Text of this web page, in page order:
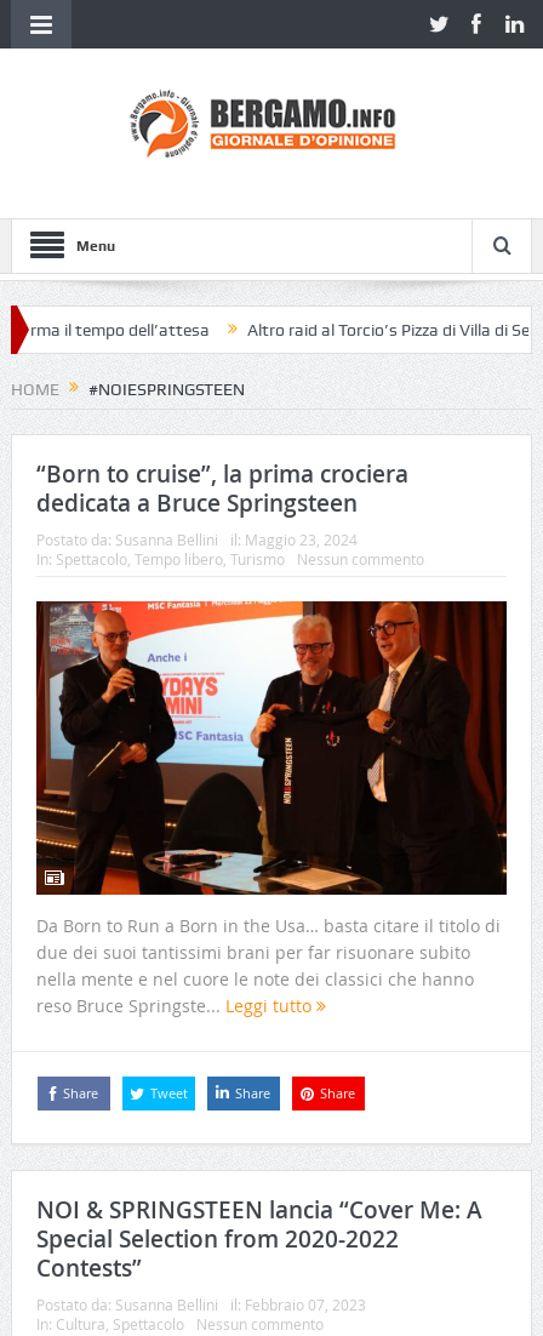
Menu
il tempo dell’attesa Altro raid al Torcio’s Pizza di Villa di Serio
HOME #NOIESPRINGSTEEN
“Born to cruise”, la prima crociera
dedicata a Bruce Springsteen
Postato da: Susanna Bellini il: Maggio 23, 2024
In: Spettacolo, Tempo libero, Turismo Nessun commento
Da Born to Run a Born in the Usa… basta citare il titolo di
due dei suoi tantissimi brani per far risuonare subito
nella mente e nel cuore le note dei classici che hanno
reso Bruce Springste... Leggi tutto
Share Tweet Share Share
NOI & SPRINGSTEEN lancia “Cover Me: A
Special Selection from 2020-2022
Contests”
Postato da: Susanna Bellini il: Febbraio 07, 2023
In: Cultura, Spettacolo Nessun commento